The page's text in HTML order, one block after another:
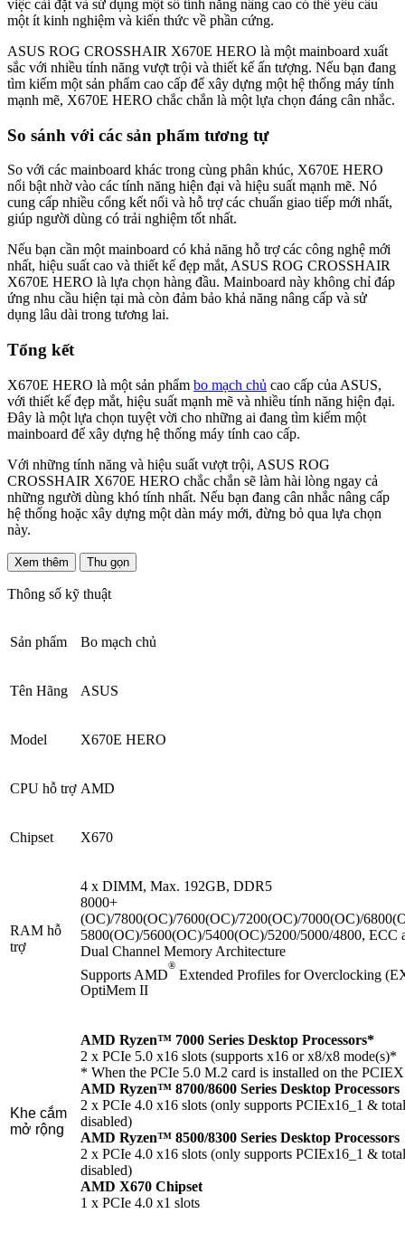
việc cài đặt và sử dụng một số tính năng nâng cao có thể yêu cầu
một ít kinh nghiệm và kiến thức về phần cứng.
ASUS ROG CROSSHAIR X670E HERO là một mainboard xuất
sắc với nhiều tính năng vượt trội và thiết kế ấn tượng. Nếu bạn đang
tìm kiếm một sản phẩm cao cấp để xây dựng một hệ thống máy tính
mạnh mẽ, X670E HERO chắc chắn là một lựa chọn đáng cân nhắc.
So sánh với các sản phẩm tương tự
So với các mainboard khác trong cùng phân khúc, X670E HERO
nổi bật nhờ vào các tính năng hiện đại và hiệu suất mạnh mẽ. Nó
cung cấp nhiều cổng kết nối và hỗ trợ các chuẩn giao tiếp mới nhất,
giúp người dùng có trải nghiệm tốt nhất.
Nếu bạn cần một mainboard có khả năng hỗ trợ các công nghệ mới
nhất, hiệu suất cao và thiết kế đẹp mắt, ASUS ROG CROSSHAIR
X670E HERO là lựa chọn hàng đầu. Mainboard này không chỉ đáp
ứng nhu cầu hiện tại mà còn đảm bảo khả năng nâng cấp và sử
dụng lâu dài trong tương lai.
Tổng kết
X670E HERO là một sản phẩm bo mạch chủ cao cấp của ASUS,
với thiết kế đẹp mắt, hiệu suất mạnh mẽ và nhiều tính năng hiện đại.
Đây là một lựa chọn tuyệt vời cho những ai đang tìm kiếm một
mainboard để xây dựng hệ thống máy tính cao cấp.
Với những tính năng và hiệu suất vượt trội, ASUS ROG
CROSSHAIR X670E HERO chắc chắn sẽ làm hài lòng ngay cả
những người dùng khó tính nhất. Nếu bạn đang cân nhắc nâng cấp
hệ thống hoặc xây dựng một dàn máy mới, đừng bỏ qua lựa chọn
này.
Xem thêm Thu gọn
Thông số kỹ thuật
Sản phẩm Bo mạch chủ
Tên Hãng ASUS
Model X670E HERO
CPU hỗ trợ AMD
Chipset X670
RAM hỗ
trợ
4 x DIMM, Max. 192GB, DDR5
8000+
(OC)/7800(OC)/7600(OC)/7200(OC)/7000(OC)/
5800(OC)/5600(OC)/5400(OC)/5200/5000/4800,
Dual Channel Memory Architecture
Supports AMD
®
Extended Profiles for Overclocking
OptiMem II
Khe cắm
mở rộng
AMD Ryzen™ 7000 Series Desktop Processors*
2 x PCIe 5.0 x16 slots (supports x16 or x8/x8 mode(s)*
* When the PCIe 5.0 M.2 card is installed on the
AMD Ryzen™ 8700/8600 Series Desktop Processors
2 x PCIe 4.0 x16 slots (only supports PCIEx16_1 &
disabled)
AMD Ryzen™ 8500/8300 Series Desktop Processors
2 x PCIe 4.0 x16 slots (only supports PCIEx16_1 &
disabled)
AMD X670 Chipset
1 x PCIe 4.0 x1 slots